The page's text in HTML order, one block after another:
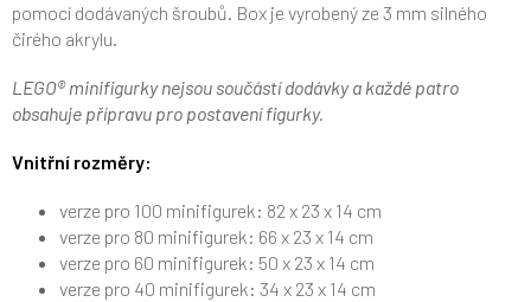
pomocí dodávaných šroubů. Box je vyrobený ze 3 mm silného
čirého akrylu.
LEGO® minifigurky nejsou součástí dodávky a každé patro
obsahuje přípravu pro postavení figurky.
Vnitřní rozměry:
verze pro 100 minifigurek: 82 x 23 x 14 cm
verze pro 80 minifigurek: 66 x 23 x 14 cm
verze pro 60 minifigurek: 50 x 23 x 14 cm
verze pro 40 minifigurek: 34 x 23 x 14 cm